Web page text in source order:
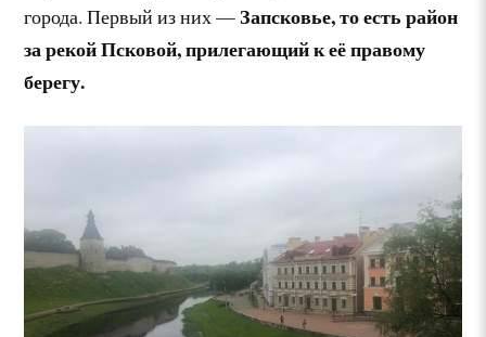
города. Первый из них —Запсковье, то есть район
за рекой Псковой, прилегающий к её правому
берегу.